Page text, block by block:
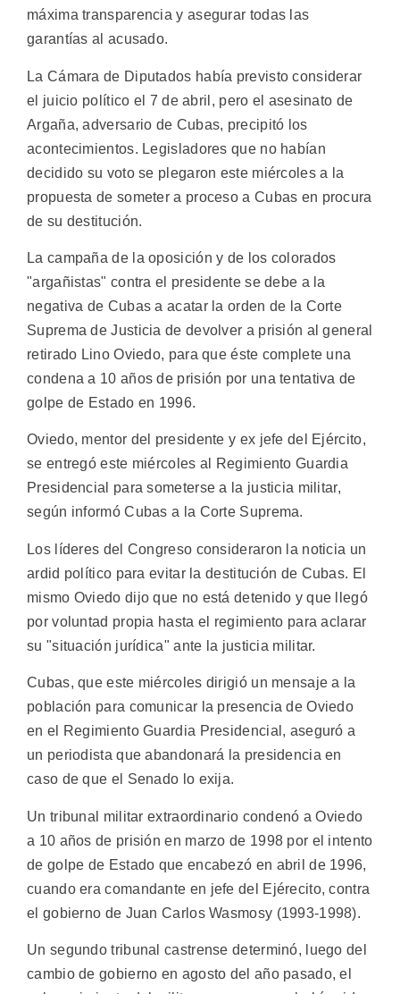
máxima transparencia y asegurar todas las
garantías al acusado.
La Cámara de Diputados había previsto considerar
el juicio político el 7 de abril, pero el asesinato de
Argaña, adversario de Cubas, precipitó los
acontecimientos. Legisladores que no habían
decidido su voto se plegaron este miércoles a la
propuesta de someter a proceso a Cubas en procura
de su destitución.
La campaña de la oposición y de los colorados
"argañistas" contra el presidente se debe a la
negativa de Cubas a acatar la orden de la Corte
Suprema de Justicia de devolver a prisión al general
retirado Lino Oviedo, para que éste complete una
condena a 10 años de prisión por una tentativa de
golpe de Estado en 1996.
Oviedo, mentor del presidente y ex jefe del Ejército,
se entregó este miércoles al Regimiento Guardia
Presidencial para someterse a la justicia militar,
según informó Cubas a la Corte Suprema.
Los líderes del Congreso consideraron la noticia un
ardid político para evitar la destitución de Cubas. El
mismo Oviedo dijo que no está detenido y que llegó
por voluntad propia hasta el regimiento para aclarar
su "situación jurídica" ante la justicia militar.
Cubas, que este miércoles dirigió un mensaje a la
población para comunicar la presencia de Oviedo
en el Regimiento Guardia Presidencial, aseguró a
un periodista que abandonará la presidencia en
caso de que el Senado lo exija.
Un tribunal militar extraordinario condenó a Oviedo
a 10 años de prisión en marzo de 1998 por el intento
de golpe de Estado que encabezó en abril de 1996,
cuando era comandante en jefe del Ejérecito, contra
el gobierno de Juan Carlos Wasmosy (1993-1998).
Un segundo tribunal castrense determinó, luego del
cambio de gobierno en agosto del año pasado, el